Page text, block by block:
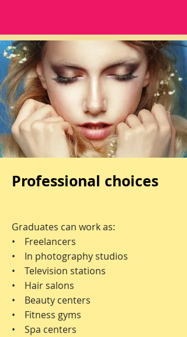
Professional choices
Graduates can work as:
• Freelancers
• In photography studios
• Television stations
• Hair salons
• Beauty centers
• Fitness gyms
• Spa centers